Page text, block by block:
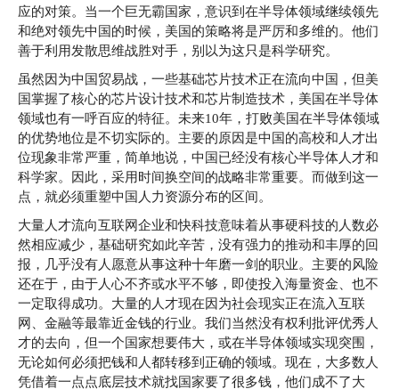
应的对策。当一个巨无霸国家，意识到在半导体领域继续领先
和绝对领先中国的时候，美国的策略将是严厉和多维的。他们
善于利用发散思维战胜对手，别以为这只是科学研究。
虽然因为中国贸易战，一些基础芯片技术正在流向中国，但美
国掌握了核心的芯片设计技术和芯片制造技术，美国在半导体
领域也有一呼百应的特征。未来10年，打败美国在半导体领域
的优势地位是不切实际的。主要的原因是中国的高校和人才出
位现象非常严重，简单地说，中国已经没有核心半导体人才和
科学家。因此，采用时间换空间的战略非常重要。而做到这一
点，就必须重塑中国人力资源分布的区间。
大量人才流向互联网企业和快科技意味着从事硬科技的人数必
然相应减少，基础研究如此辛苦，没有强力的推动和丰厚的回
报，几乎没有人愿意从事这种十年磨一剑的职业。主要的风险
还在于，由于人心不齐或水平不够，即使投入海量资金、也不
一定取得成功。大量的人才现在因为社会现实正在流入互联
网、金融等最靠近金钱的行业。我们当然没有权利批评优秀人
才的去向，但一个国家想要伟大，或在半导体领域实现突围，
无论如何必须把钱和人都转移到正确的领域。现在，大多数人
凭借着一点点底层技术就找国家要了很多钱，他们成不了大